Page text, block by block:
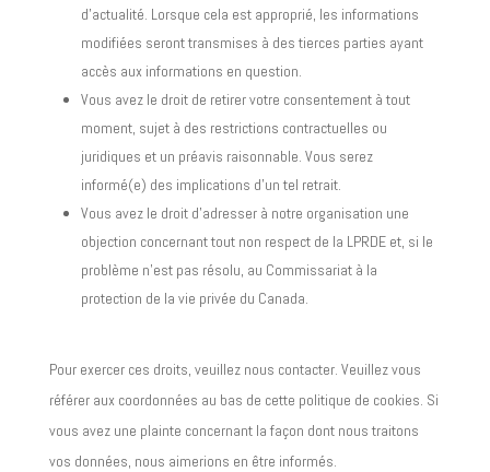
d’actualité. Lorsque cela est approprié, les informations
modifiées seront transmises à des tierces parties ayant
accès aux informations en question.
Vous avez le droit de retirer votre consentement à tout
moment, sujet à des restrictions contractuelles ou
juridiques et un préavis raisonnable. Vous serez
informé(e) des implications d’un tel retrait.
Vous avez le droit d’adresser à notre organisation une
objection concernant tout non respect de la LPRDE et, si le
problème n’est pas résolu, au Commissariat à la
protection de la vie privée du Canada.
Pour exercer ces droits, veuillez nous contacter. Veuillez vous
référer aux coordonnées au bas de cette politique de cookies. Si
vous avez une plainte concernant la façon dont nous traitons
vos données, nous aimerions en être informés.